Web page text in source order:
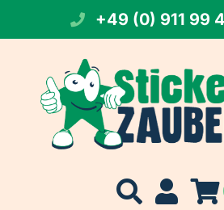
springen
+49 (0) 911 99